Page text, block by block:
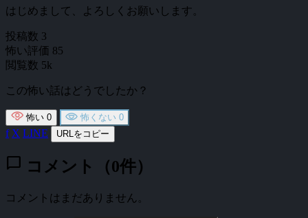
はじめまして、よろしくお願いします。
投稿数 3
怖い評価 85
閲覧数 5k
この怖い話はどうでしたか？
怖い 0 怖くない 0
f X LINE URLをコピー
chat_bubble コメント（0件）
コメントはまだありません。